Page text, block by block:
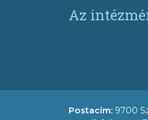
Az
Postacím: 9700